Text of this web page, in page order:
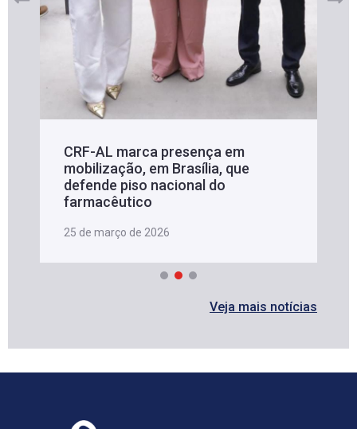
CRF-AL marca presença em
mobilização, em Brasília, que
defende piso nacional do
farmacêutico
25 de março de 2026
Veja mais notícias